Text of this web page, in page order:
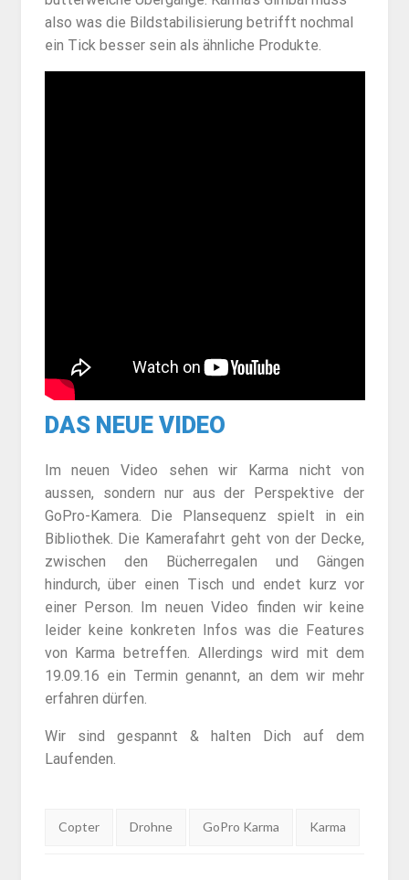
also was die Bildstabilisierung betrifft nochmal
ein Tick besser sein als ähnliche Produkte.
DAS NEUE VIDEO
Im neuen Video sehen wir Karma nicht von
aussen, sondern nur aus der Perspektive der
GoPro-Kamera. Die Plansequenz spielt in ein
Bibliothek. Die Kamerafahrt geht von der Decke,
zwischen den Bücherregalen und Gängen
hindurch, über einen Tisch und endet kurz vor
einer Person. Im neuen Video finden wir keine
leider keine konkreten Infos was die Features
von Karma betreffen. Allerdings wird mit dem
19.09.16 ein Termin genannt, an dem wir mehr
erfahren dürfen.
Wir sind gespannt & halten Dich auf dem
Laufenden.
Tags:
Copter Drohne GoPro Karma Karma